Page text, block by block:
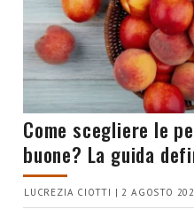
Come scegliere le
buone? La guida
LUCREZIA CIOTTI | 2 AGOSTO